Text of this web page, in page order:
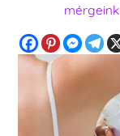
mérgeink